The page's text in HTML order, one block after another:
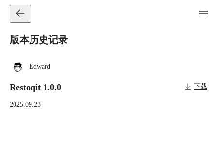
版本历史记录
Edward
Restoqit 1.0.0 下载
2025.09.23